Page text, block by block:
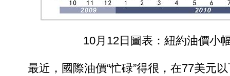
10月12日圖表：紐約油價小
最近，國際油價“忙碌”得很，在77美元以